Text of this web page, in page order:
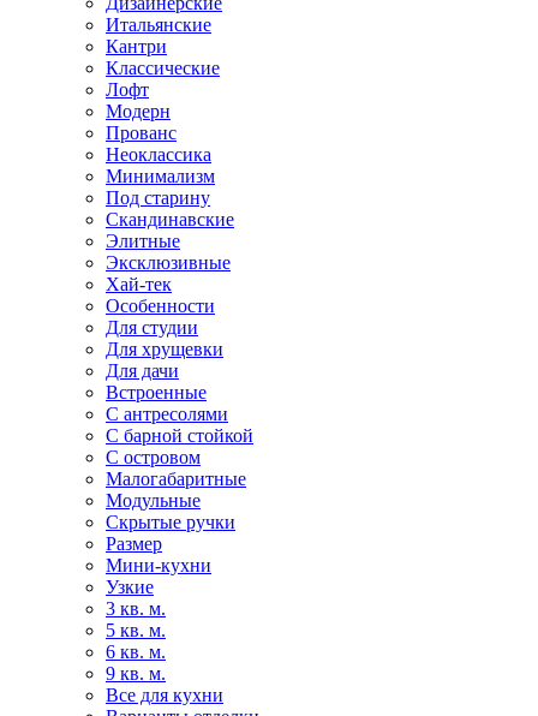
Итальянские
Кантри
Классические
Лофт
Модерн
Прованс
Неоклассика
Минимализм
Под старину
Скандинавские
Элитные
Эксклюзивные
Хай-тек
Особенности
Для студии
Для хрущевки
Для дачи
Встроенные
С антресолями
С барной стойкой
С островом
Малогабаритные
Модульные
Скрытые ручки
Размер
Мини-кухни
Узкие
3 кв. м.
5 кв. м.
6 кв. м.
9 кв. м.
Все для кухни